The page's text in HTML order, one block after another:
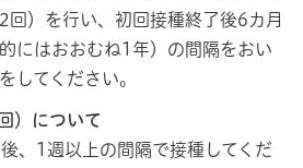
回）を行い、初回接種終了後6カ月
にはおおむね1年）の間隔をおい
してください。
）について
、1週以上の間隔で接種してくだ